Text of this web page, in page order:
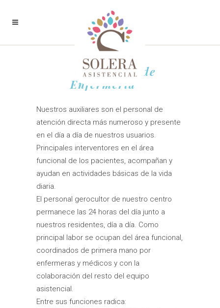
Auxiliares de
Enfermería
Nuestros auxiliares son el personal de
atención directa más numeroso y presente
en el día a día de nuestros usuarios.
Principales interventores en el área
funcional de los pacientes, acompañan y
ayudan en actividades básicas de la vida
diaria.
El personal gerocultor de nuestro centro
permanece las 24 horas del día junto a
nuestros residentes, día a día. Como
principal labor se ocupan del área funcional,
coordinados de primera mano por
enfermeras y médicos y con la
colaboración del resto del equipo
asistencial.
Entre sus funciones radica: